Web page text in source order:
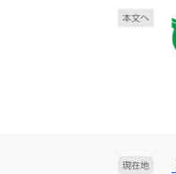
本文へ
現在地